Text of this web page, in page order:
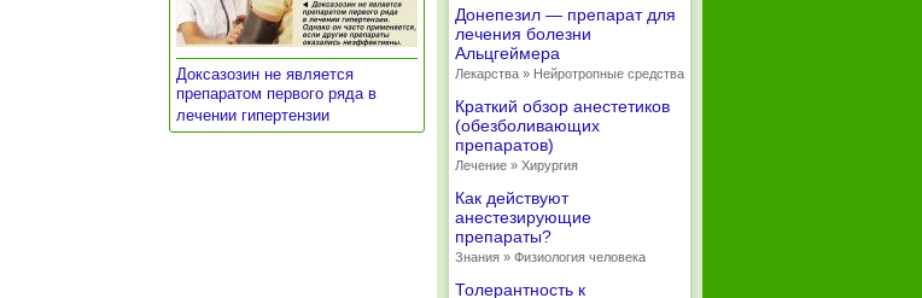
Доксазозин не является
препаратом первого ряда в
лечении гипертензии
Донепезил — препарат для
лечения болезни
Альцгеймера
Лекарства » Нейротропные средства
Краткий обзор анестетиков
(обезболивающих
препаратов)
Лечение » Хирургия
Как действуют
анестезирующие
препараты?
Знания » Физиология человека
Толерантность к